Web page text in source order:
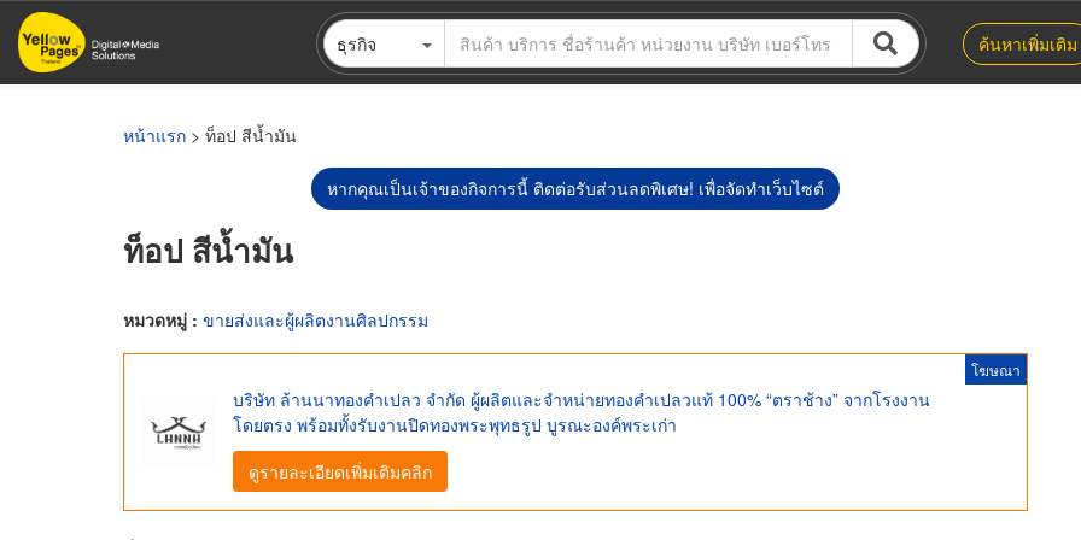
ข้าม
ไป
ธุรกิจ ค้นหาเพิ่มเติม
หน้าแรก > ท็อป สีน้ำมัน
หากคุณเป็นเจ้าของกิจการนี้ ติดต่อรับส่วนลดพิเศษ! เพื่อจัดทำเว็บไซต์
ท็อป สีน้ำมัน
หมวดหมู่ : ขายส่งและผู้ผลิตงานศิลปกรรม
โฆษณา
บริษัท ล้านนาทองคำเปลว จำกัด ผู้ผลิตและจำหน่ายทองคำเปลวแท้ 100% “ตราช้าง” จากโรงงาน
โดยตรง พร้อมทั้งรับงานปิดทองพระพุทธรูป บูรณะองค์พระเก่า
ดูรายละเอียดเพิ่มเติมคลิก